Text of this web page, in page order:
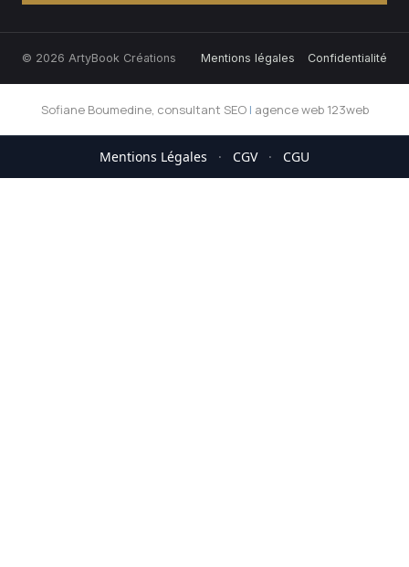
© 2026 ArtyBook Créations Mentions légales Confidentialité
Sofiane Boumedine, consultant SEO| agence web 123web
Mentions Légales · CGV · CGU